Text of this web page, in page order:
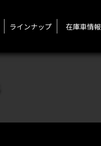
ラインナップ 在庫車情報